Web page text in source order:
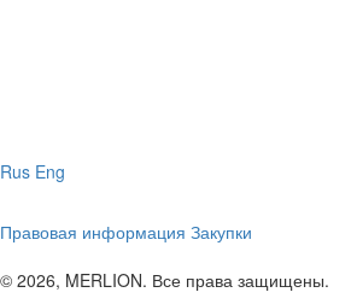
Rus Eng
Правовая информация Закупки
© 2026, MERLION. Все права защищены.